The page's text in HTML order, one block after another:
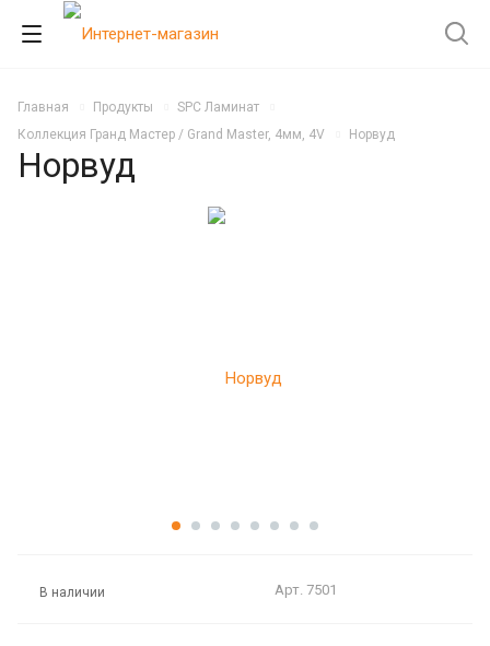
Главная Продукты
SPC Ламинат
Коллекция Гранд Мастер / Grand Master, 4мм, 4V
Норвуд
Норвуд
В наличии Арт. 7501